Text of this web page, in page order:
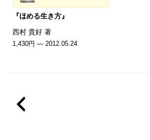
『ほめる生き方』
西村 貴好 著
1,430円 — 2012.05.24